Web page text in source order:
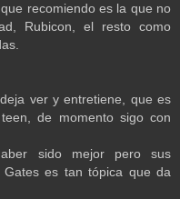
recomiendo es la que no
Rubicon, el resto como
ver y entretiene, que es
de momento sigo con
sido mejor pero sus
es tan tópica que da